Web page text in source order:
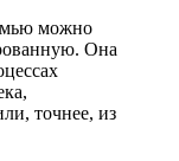
можно
Она
точнее, из